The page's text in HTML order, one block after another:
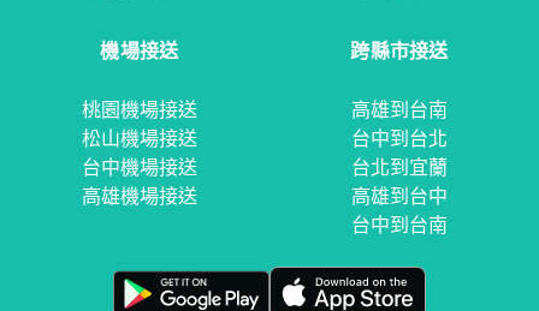
機場接送
桃園機場接送
松山機場接送
台中機場接送
高雄機場接送
跨縣市接送
高雄到台南
台中到台北
台北到宜蘭
高雄到台中
台中到台南